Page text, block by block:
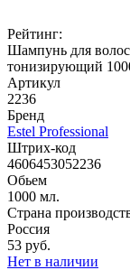
Рейтинг:
Шампунь для
тонизирующий
Артикул
2236
Бренд
Estel Professional
Штрих-код
4606453052236
Обьем
1000 мл.
Страна
Россия
53 руб.
Нет в наличии